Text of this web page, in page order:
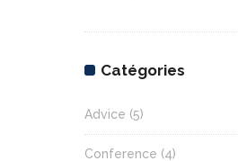
Catégories
Advice (5)
Conference (4)